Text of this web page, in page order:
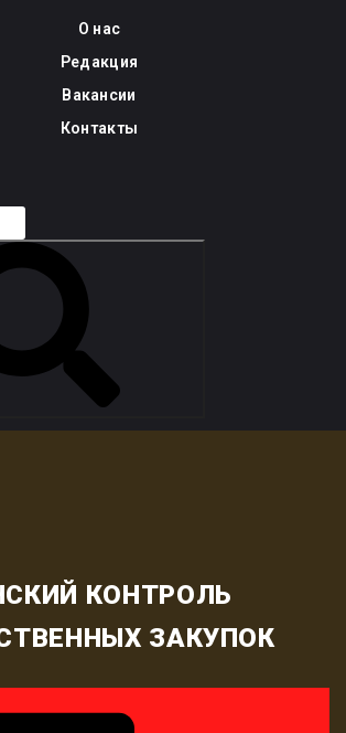
О нас
Редакция
Вакансии
Контакты
КОНТРОЛЬ
ЗАКУПОК